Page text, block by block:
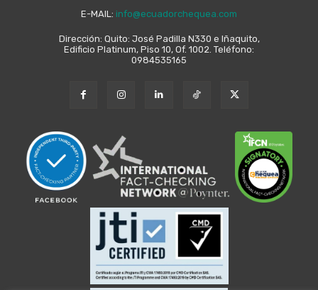
E-MAIL: info@ecuadorchequea.com
Dirección: Quito: José Padilla N330 e Iñaquito,
Edificio Platinum, Piso 10, Of. 1002. Teléfono:
0984535165